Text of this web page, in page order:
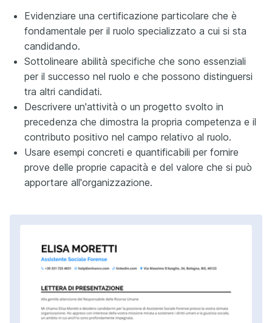
Evidenziare una certificazione particolare che è
fondamentale per il ruolo specializzato a cui si sta
candidando.
Sottolineare abilità specifiche che sono essenziali
per il successo nel ruolo e che possono distinguersi
tra altri candidati.
Descrivere un'attività o un progetto svolto in
precedenza che dimostra la propria competenza e il
contributo positivo nel campo relativo al ruolo.
Usare esempi concreti e quantificabili per fornire
prove delle proprie capacità e del valore che si può
apportare all'organizzazione.